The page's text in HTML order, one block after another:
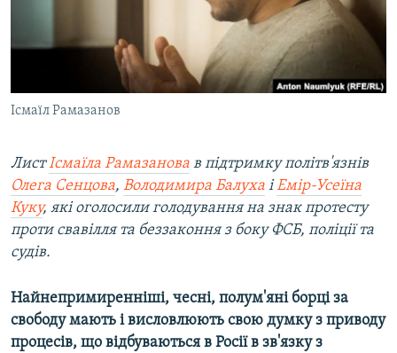
СВІДЧЕННЯ ОКУПАЦІЇ
УКРАЇНСЬКА ПРОБЛЕМА КРИМУ
ІНФОГРАФІКА
ДОЛУЧАЙСЯ!
Усі сайти RFE/RL
Ісмаїл Рамазанов
ЛистІсмаїла Рамазанова в підтримку політв'язнів
Олега Сенцова, Володимира Балуха іЕмір-Усеїна
Куку, які оголосили голодування на знак протесту
проти свавілля та беззаконня з боку ФСБ, поліції та
судів.
Найнепримиренніші, чесні, полум'яні борці за
свободу мають і висловлюють свою думку з приводу
процесів, що відбуваються в Росії в зв'язку з